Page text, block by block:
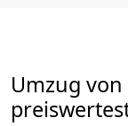
Umzug von